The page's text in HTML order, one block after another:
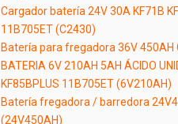
Cargador batería 24V 30A KF71B
11B705ET (C2430)
Batería para fregadora 36V 450AH
BATERIA 6V 210AH 5AH ÁCIDO
KF85BPLUS 11B705ET (6V210AH)
Batería fregadora / barredora
(24V450AH)